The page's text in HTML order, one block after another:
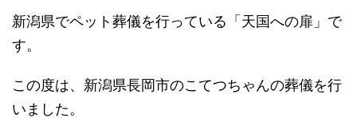
新潟県でペット葬儀を行っている「天国への扉」で
す。
この度は、新潟県長岡市のこてつちゃんの葬儀を行
いました。